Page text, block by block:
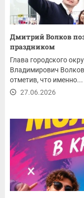
Дмитрий Волков
праздником
Глава городского
Владимирович
отметив, что именно...
27.06.2026